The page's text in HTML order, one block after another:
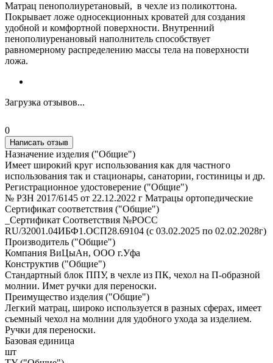
Матрац пенополиуретановый, в чехле из поликоттона.
Покрывает ложе односекционных кроватей для создания
удобной и комфортной поверхности. Внутренний
пенополиуренановый наполнитель способствует
равномерному распределению массы тела на поверхности
ложа.
Загрузка отзывов...
0
Написать отзыв
Назначение изделия ("Общие")
Имеет широкий круг использования как для частного
использования так и стационары, санатории, гостиницы и др.
Регистрационное удостоверение ("Общие")
№ РЗН 2017/6145 от 22.12.2022 г Матрацы ортопедические
Сертификат соответствия ("Общие")
_Сертификат Соответствия №РОСС
RU/32001.04ИБФ1.ОСП28.69104 (с 03.02.2025 по 02.02.2028г)
Производитель ("Общие")
Компания ВиЦыАн, ООО г.Уфа
Конструктив ("Общие")
Стандартный блок ППУ, в чехле из ПК, чехол на П-образной
молнии. Имет ручки для переноски.
Преимущество изделия ("Общие")
Легкий матрац, широко используется в разных сферах, имеет
съемный чехол на молнии для удобного ухода за изделием.
Ручки для переноски.
Базовая единица
шт